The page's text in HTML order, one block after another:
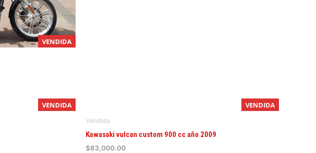
VENDIDA
VENDIDA VENDIDA
Vendida
Kawasaki vulcan custom 900 cc año 2009
$83,000.00